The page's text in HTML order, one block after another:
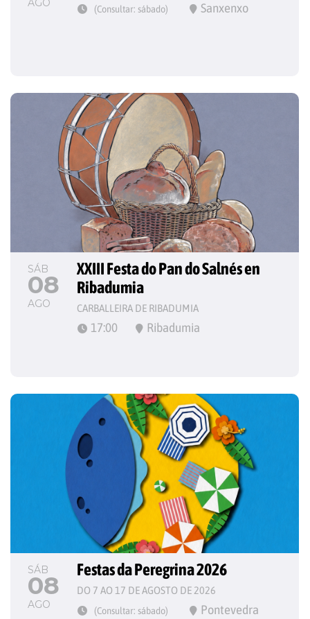
AGO (Consultar: sábado) Sanxenxo
SÁB
08
AGO
XXIII Festa do Pan do Salnés en
Ribadumia
CARBALLEIRA DE RIBADUMIA
17:00 Ribadumia
SÁB
08
AGO
Festas da Peregrina 2026
DO 7 AO 17 DE AGOSTO DE 2026
(Consultar: sábado) Pontevedra